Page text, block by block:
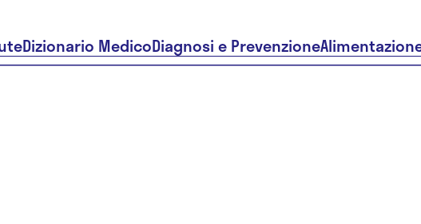
Dizionario MedicoDiagnosi e Prevenzione